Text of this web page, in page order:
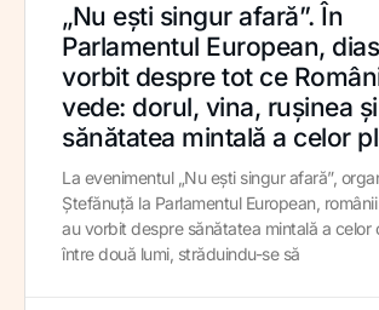
„Nu ești singur afară”. În
Parlamentul European,
vorbit despre tot ce
vede: dorul, vina, rușinea și
sănătatea mintală a celor
La evenimentul „Nu ești singur afară”,
Ștefănuță la Parlamentul European,
au vorbit despre sănătatea mintală a celor
între două lumi, străduindu-se să